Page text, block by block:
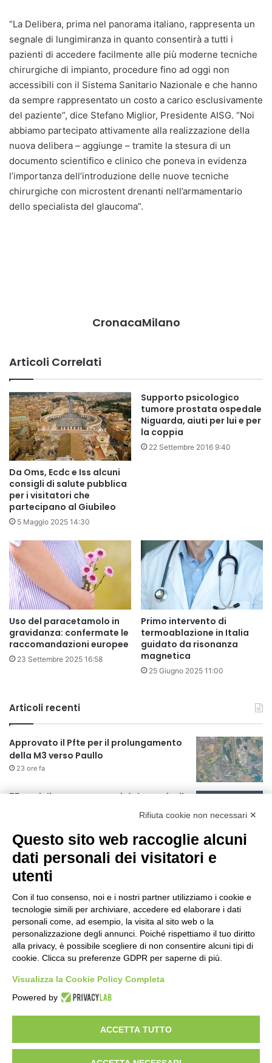
“La Delibera, prima nel panorama italiano, rappresenta un
segnale di lungimiranza in quanto consentirà a tutti i
pazienti di accedere facilmente alle più moderne tecniche
chirurgiche di impianto, procedure fino ad oggi non
accessibili con il Sistema Sanitario Nazionale e che hanno
da sempre rappresentato un costo a carico esclusivamente
del paziente”, dice Stefano Miglior, Presidente AISG. “Noi
abbiamo partecipato attivamente alla realizzazione della
nuova delibera – aggiunge – tramite la stesura di un
documento scientifico e clinico che poneva in evidenza
l’importanza dell’introduzione delle nuove tecniche
chirurgiche con microstent drenanti nell’armamentario
dello specialista del glaucoma”.
CronacaMilano
Articoli Correlati
Da Oms, Ecdc e Iss alcuni
consigli di salute pubblica
per i visitatori che
partecipano al Giubileo
5 Maggio 2025 14:30
Supporto psicologico
tumore prostata ospedale
Niguarda, aiuti per lui e per
la coppia
22 Settembre 2016 9:40
Uso del paracetamolo in
gravidanza: confermate le
raccomandazioni europee
23 Settembre 2025 16:58
Primo intervento di
termoablazione in Italia
guidato da risonanza
magnetica
25 Giugno 2025 11:00
Articoli recenti
Approvato il Pfte per il prolungamento
della M3 verso Paullo
23 ore fa
75 anni di INFN. La comunità, la storia, il
23 ore fa
Milano Aiuta Estate, 1600 prestazioni di
assistenza attivate
1 giorno fa
Il potenziale invisibile: come la
curiosità guida l’evoluzione umana
1 giorno fa
Milano tra tradizione e mutamento: il
battito sottile di una metropoli in
2 giorni fa
Visibileweb - IT03270560802 - info@cronacamilano.it
Rifiuta cookie non necessari ✕
Questo sito web raccoglie alcuni
dati personali dei visitatori e
utenti
Con il tuo consenso, noi e i nostri partner utilizziamo i cookie e
tecnologie simili per archiviare, accedere ed elaborare i dati
personali come, ad esempio, la visita al sito web o la
personalizzazione degli annunci. Poiché rispettiamo il tuo diritto
alla privacy, è possibile scegliere di non consentire alcuni tipi di
cookie. Clicca su preferenze GDPR per saperne di più.
Visualizza la Cookie Policy Completa
Powered by
ACCETTA TUTTO